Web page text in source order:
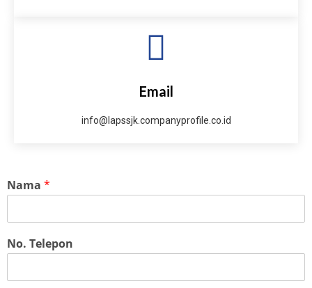
Email
info@lapssjk.companyprofile.co.id
Nama *
No. Telepon